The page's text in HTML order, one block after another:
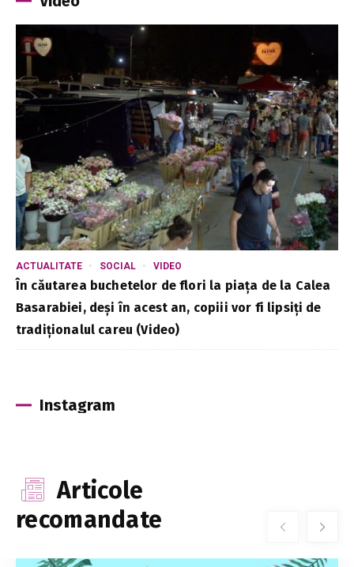
ACTUALITATE SOCIAL VIDEO
În căutarea buchetelor de flori la piața de la Calea
Basarabiei, deși în acest an, copiii vor fi lipsiți de
tradiționalul careu (Video)
Instagram
Articole
recomandate